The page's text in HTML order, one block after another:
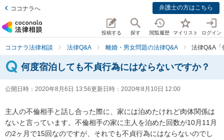
ココナラへ 弁護士の方はこちら
投稿する 探す 閲覧履歴 マイリスト ログイン
ココナラ法律相談 法律Q&A 離婚・男女問題の法律Q&A 法律Q&A
何度宿泊しても不貞行為にはならないですか？
公開日時： 2020年8月6日 13:56更新日時： 2020年8月10日 12:00
主人の不倫相手と話し合った際に、家には泊めたけれど肉体関係は
ないと言っています。不倫相手の家に主人を泊めた回数が10月11月
の2ヶ月で15回なのですが、それでも不貞行為にはならないのでし